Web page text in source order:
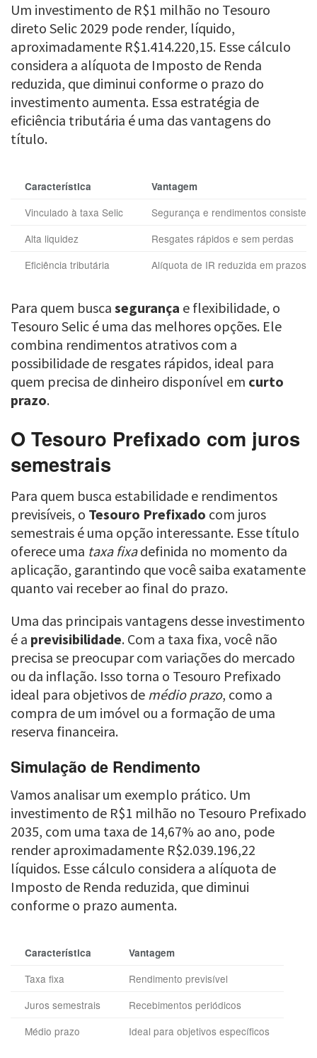
Um investimento de R$1 milhão no Tesouro
direto Selic 2029 pode render, líquido,
aproximadamente R$1.414.220,15. Esse cálculo
considera a alíquota de Imposto de Renda
reduzida, que diminui conforme o prazo do
investimento aumenta. Essa estratégia de
eficiência tributária é uma das vantagens do
título.
Característica Vantagem
Vinculado à taxa Selic
Segurança e rendimentos
Alta liquidez
Resgates rápidos e sem perdas
Eficiência tributária
Alíquota de IR reduzida em prazos
Para quem busca segurança e flexibilidade, o
Tesouro Selic é uma das melhores opções. Ele
combina rendimentos atrativos com a
possibilidade de resgates rápidos, ideal para
quem precisa de dinheiro disponível em curto
prazo.
O Tesouro Prefixado com juros
semestrais
Para quem busca estabilidade e rendimentos
previsíveis, o Tesouro Prefixado com juros
semestrais é uma opção interessante. Esse título
oferece uma taxa fixadefinida no momento da
aplicação, garantindo que você saiba exatamente
quanto vai receber ao final do prazo.
Uma das principais vantagens desse investimento
é a previsibilidade. Com a taxa fixa, você não
precisa se preocupar com variações do mercado
ou da inflação. Isso torna o Tesouro Prefixado
ideal para objetivos de médio prazo, como a
compra de um imóvel ou a formação de uma
reserva financeira.
Simulação de Rendimento
Vamos analisar um exemplo prático. Um
investimento de R$1 milhão no Tesouro Prefixado
2035, com uma taxa de 14,67% ao ano, pode
render aproximadamente R$2.039.196,22
líquidos. Esse cálculo considera a alíquota de
Imposto de Renda reduzida, que diminui
conforme o prazo aumenta.
Característica Vantagem
Taxa fixa
Rendimento previsível
Juros semestrais
Recebimentos periódicos
Médio prazo
Ideal para objetivos específicos